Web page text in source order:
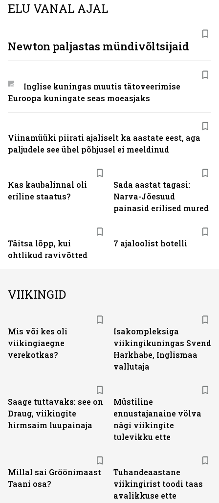
ELU VANAL AJAL
Kas kaubalinnal oli
eriline staatus?
Sada aastat tagasi:
Narva-Jõesuud
painasid erilised mured
Täitsa lõpp, kui
ohtlikud ravivõtted
7 ajaloolist hotelli
Newton paljastas mündivõltsijaid
Inglise kuningas muutis tätoveerimise
Euroopa kuningate seas moeasjaks
Viinamüüki piirati ajaliselt ka aastate eest, aga
paljudele see ühel põhjusel ei meeldinud
VIIKINGID
Mis või kes oli
viikingiaegne
verekotkas?
Isakompleksiga
viikingikuningas Svend
Harkhabe, Inglismaa
vallutaja
Saage tuttavaks: see on
Draug, viikingite
hirmsaim luupainaja
Müstiline
ennustajanaine völva
nägi viikingite
tulevikku ette
Millal sai Gröönimaast
Taani osa?
Tuhandeaastane
viikingirist toodi taas
avalikkuse ette